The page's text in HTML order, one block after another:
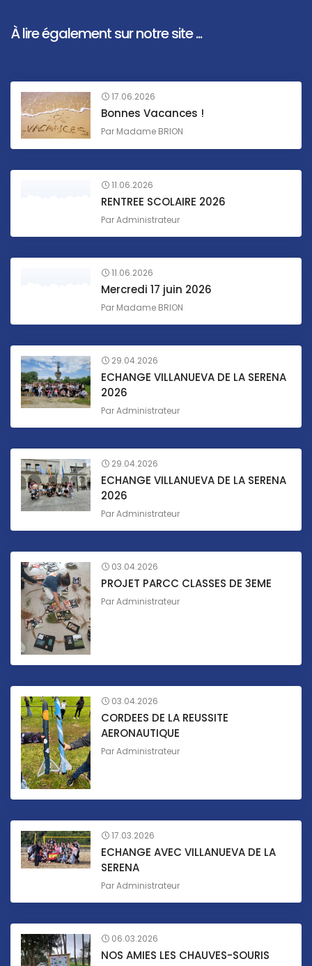
À lire également sur notre site ...
17.06.2026
Bonnes Vacances !
Par Madame BRION
11.06.2026
RENTREE SCOLAIRE 2026
ParAdministrateur
11.06.2026
Mercredi 17 juin 2026
Par Madame BRION
29.04.2026
ECHANGE VILLANUEVA DE LA SERENA
2026
ParAdministrateur
29.04.2026
ECHANGE VILLANUEVA DE LA SERENA
2026
ParAdministrateur
03.04.2026
PROJET PARCC CLASSES DE 3EME
ParAdministrateur
03.04.2026
CORDEES DE LA REUSSITE
AERONAUTIQUE
ParAdministrateur
17.03.2026
ECHANGE AVEC VILLANUEVA DE LA
SERENA
ParAdministrateur
06.03.2026
NOS AMIES LES CHAUVES-SOURIS